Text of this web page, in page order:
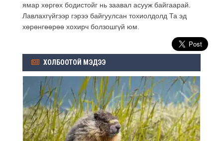
ямар хөргөх бодистойг нь заавал асууж байгаарай.
Лавлахгүйгээр гэрээ байгуулсан тохиолдолд Та эд
хөрөнгөөрөө хохирч болзошгүй юм.
ХОЛБООТОЙ МЭДЭЭ